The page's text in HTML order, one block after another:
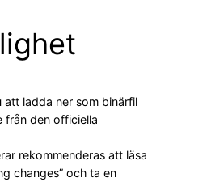
att ladda ner som binärfil
från den officiella
rekommenderas att läsa
changes” och ta en